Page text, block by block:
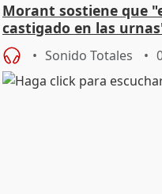
Morant sostiene que
castigado en las
cambio"
Sonido Totales